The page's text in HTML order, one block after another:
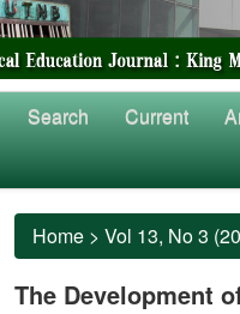
Search Current
Home > Vol 13, No 3
The Development